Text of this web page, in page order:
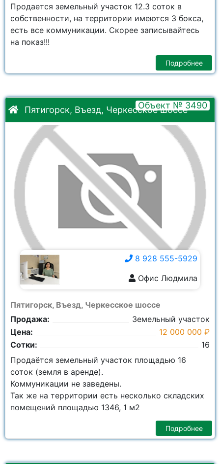
Продается земельный участок 12.3 соток в
собственности, на территории имеются 3 бокса,
есть все коммуникации. Скорее записывайтесь
на показ!!!
Подробнее
Пятигорск, Въезд, Черкесское шоссе
Объект № 3490
Пятигорск, Въезд, Черкесское шоссе
Продажа:
Земельный участок
Цена:
12 000 000 ₽
Сотки:
16
8 928 555-5929
Офис Людмила
Продаётся земельный участок площадью 16
соток (земля в аренде).
Коммуникации не заведены.
Так же на территории есть несколько складских
помещений площадью 1346, 1 м2
Подробнее